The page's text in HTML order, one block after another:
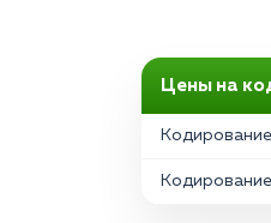
Цены на